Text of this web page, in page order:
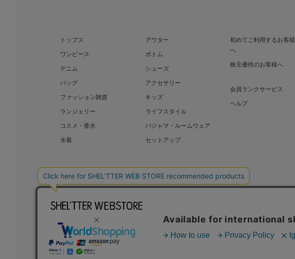
トップス
アウター
ワンピース
ボトム
デニム
シューズ
バッグ
アクセサリー
ファッション雑貨
キッズ
ランジェリー
ライフスタイル
コスメ・香水
パジャマ・ルームウェア
水着
セットアップ
初めてご利用するお客様
へ
株主優待のお客様へ
会員ランクサービス
ヘルプ
BAROQUE JAPAN LIMITED SHEL’TTER GREEN
COPYRIGHT © BAROQUE JAPAN LIMITED ALL RIGHTS RESERVED.